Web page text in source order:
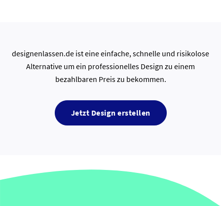
designenlassen.de ist eine einfache, schnelle und risikolose
Alternative um ein professionelles Design zu einem
bezahlbaren Preis zu bekommen.
Jetzt Design erstellen